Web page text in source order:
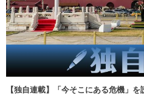
【独自連載】「今そこにある危機」